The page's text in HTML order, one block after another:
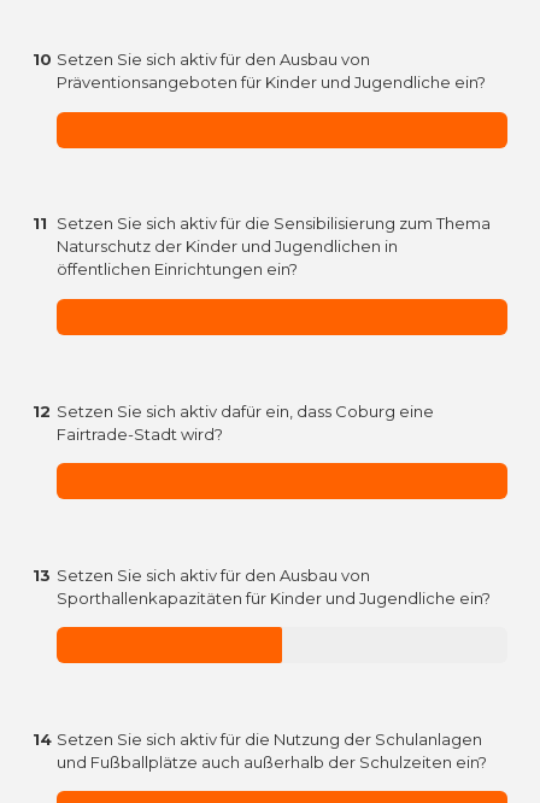
10 Setzen Sie sich aktiv für den Ausbau von
Präventionsangeboten für Kinder und Jugendliche ein?
11
Setzen Sie sich aktiv für die Sensibilisierung zum Thema
Naturschutz der Kinder und Jugendlichen in
öffentlichen Einrichtungen ein?
12 Setzen Sie sich aktiv dafür ein, dass Coburg eine
Fairtrade-Stadt wird?
13 Setzen Sie sich aktiv für den Ausbau von
Sporthallenkapazitäten für Kinder und Jugendliche ein?
14 Setzen Sie sich aktiv für die Nutzung der Schulanlagen
und Fußballplätze auch außerhalb der Schulzeiten ein?